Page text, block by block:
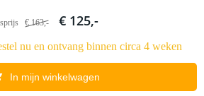
€ 163,- € 125,-
nu en ontvang binnen circa 4 weken
In mijn winkelwagen